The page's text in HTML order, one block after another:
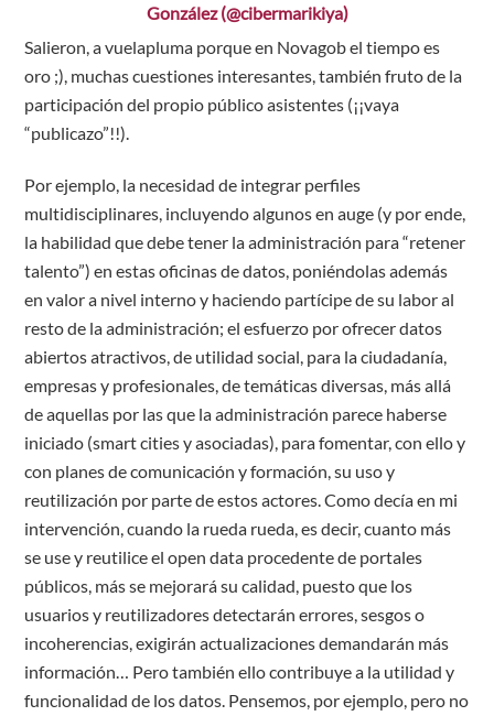
González (@cibermarikiya)
Salieron, a vuelapluma porque en Novagob el tiempo es
oro ;), muchas cuestiones interesantes, también fruto de la
participación del propio público asistentes (¡¡vaya
“publicazo”!!).
Por ejemplo, la necesidad de integrar perfiles
multidisciplinares, incluyendo algunos en auge (y por ende,
la habilidad que debe tener la administración para “retener
talento”) en estas oficinas de datos, poniéndolas además
en valor a nivel interno y haciendo partícipe de su labor al
resto de la administración; el esfuerzo por ofrecer datos
abiertos atractivos, de utilidad social, para la ciudadanía,
empresas y profesionales, de temáticas diversas, más allá
de aquellas por las que la administración parece haberse
iniciado (smart cities y asociadas), para fomentar, con ello y
con planes de comunicación y formación, su uso y
reutilización por parte de estos actores. Como decía en mi
intervención, cuando la rueda rueda, es decir, cuanto más
se use y reutilice el open data procedente de portales
públicos, más se mejorará su calidad, puesto que los
usuarios y reutilizadores detectarán errores, sesgos o
incoherencias, exigirán actualizaciones demandarán más
información… Pero también ello contribuye a la utilidad y
funcionalidad de los datos. Pensemos, por ejemplo, pero no